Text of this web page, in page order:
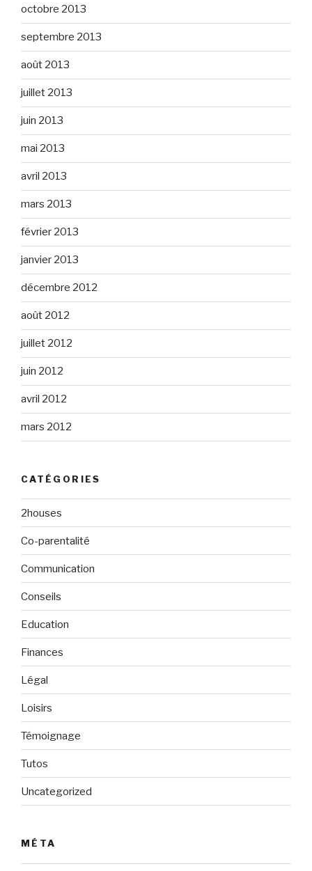
octobre 2013
septembre 2013
août 2013
juillet 2013
juin 2013
mai 2013
avril 2013
mars 2013
février 2013
janvier 2013
décembre 2012
août 2012
juillet 2012
juin 2012
avril 2012
mars 2012
CATÉGORIES
2houses
Co-parentalité
Communication
Conseils
Education
Finances
Légal
Loisirs
Témoignage
Tutos
Uncategorized
MÉTA